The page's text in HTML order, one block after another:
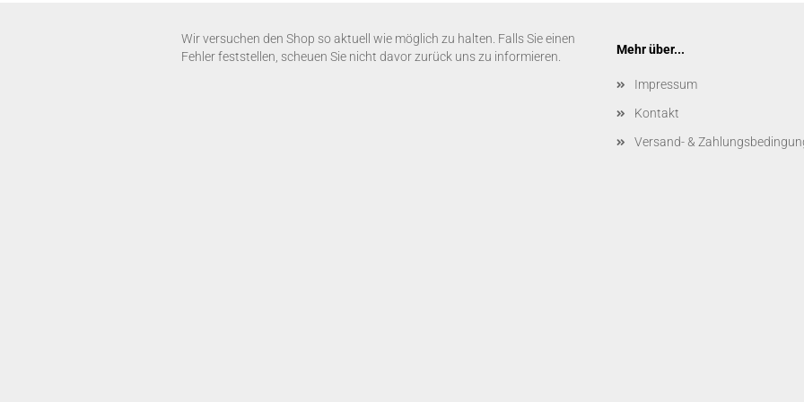
Wir versuchen den Shop so aktuell wie möglich zu halten. Falls Sie einen
Fehler feststellen, scheuen Sie nicht davor zurück uns zu informieren.
Mehr über...
Impressum
Kontakt
Versand- &